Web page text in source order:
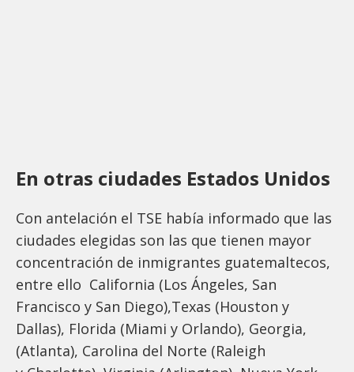
En otras ciudades Estados Unidos
Con antelación el TSE había informado que las
ciudades elegidas son las que tienen mayor
concentración de inmigrantes guatemaltecos,
entre ello California (Los Ángeles, San
Francisco y San Diego),Texas (Houston y
Dallas), Florida (Miami y Orlando), Georgia,
(Atlanta), Carolina del Norte (Raleigh